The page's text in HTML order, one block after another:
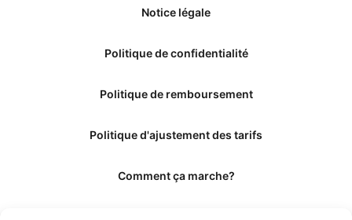
Notice légale
Politique de confidentialité
Politique de remboursement
Politique d'ajustement des tarifs
Comment ça marche?